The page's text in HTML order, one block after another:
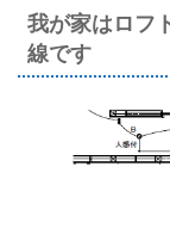
我が家はロフ
線です